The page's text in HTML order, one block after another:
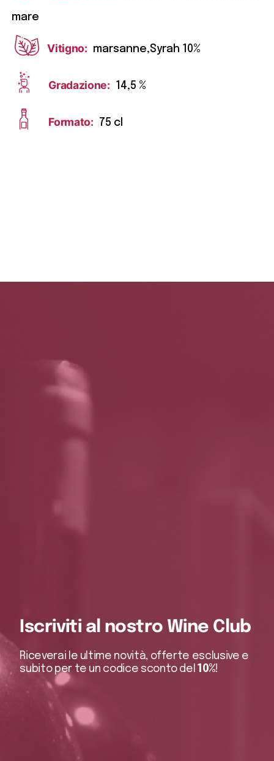
mare
Vitigno: marsanne,Syrah 10%
Gradazione: 14,5 %
Formato: 75 cl
Iscriviti al nostro Wine Club
Riceverai le ultime novità, offerte esclusive e
subito per te un codice sconto del10%!